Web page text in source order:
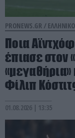
PRONEWS.GR /
Ποια
έπιασε στον
«μεγαθήρια»
Φίλιπ
01.08.2026 | 13:35